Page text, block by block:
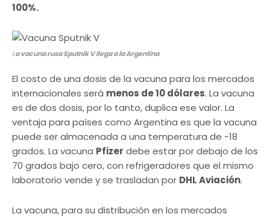
100%.
La vacuna rusa Sputnik V llega a la Argentina
El costo de una dosis de la vacuna para los mercados
internacionales será menos de 10 dólares. La vacuna
es de dos dosis, por lo tanto, duplica ese valor. La
ventaja para países como Argentina es que la vacuna
puede ser almacenada a una temperatura de -18
grados. La vacuna Pfizer debe estar por debajo de los
70 grados bajo cero, con refrigeradores que el mismo
laboratorio vende y se trasladan por DHL Aviación.
La vacuna, para su distribución en los mercados